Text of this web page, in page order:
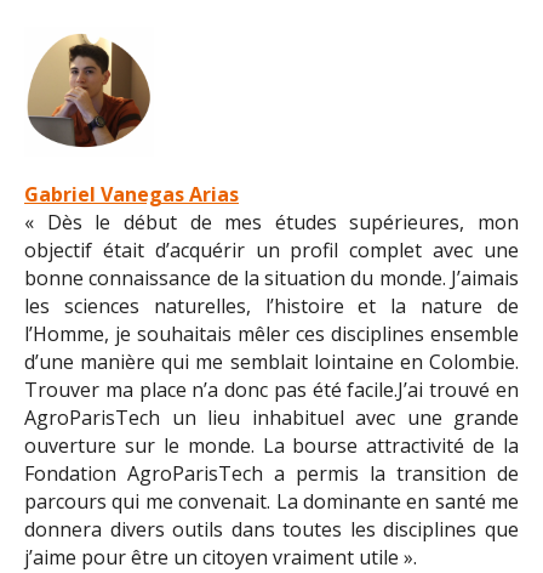
Gabriel Vanegas Arias
« Dès le début de mes études supérieures, mon
objectif était d’acquérir un profil complet avec une
bonne connaissance de la situation du monde. J’aimais
les sciences naturelles, l’histoire et la nature de
l’Homme, je souhaitais mêler ces disciplines ensemble
d’une manière qui me semblait lointaine en Colombie.
Trouver ma place n’a donc pas été facile.J’ai trouvé en
AgroParisTech un lieu inhabituel avec une grande
ouverture sur le monde. La bourse attractivité de la
Fondation AgroParisTech a permis la transition de
parcours qui me convenait. La dominante en santé me
donnera divers outils dans toutes les disciplines que
j’aime pour être un citoyen vraiment utile ».